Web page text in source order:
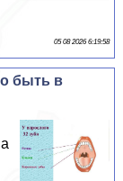
05 08 2026 6:19:58
быть в